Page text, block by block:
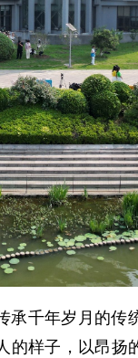
千年岁月的
样子，以昂扬